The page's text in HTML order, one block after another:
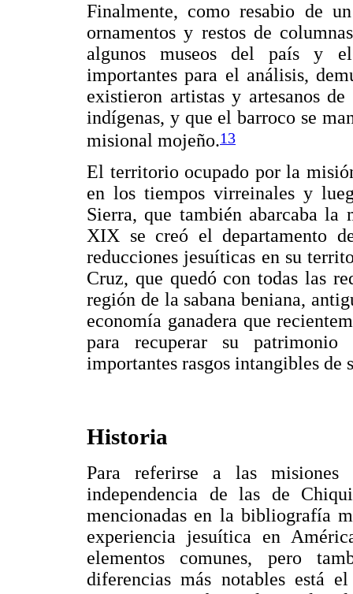
Finalmente, como resabio de
ornamentos y restos de
algunos museos del país y el
importantes para el análisis,
existieron artistas y artesanos
indígenas, y que el barroco se
misional mojeño.13
El territorio ocupado por la
en los tiempos virreinales y
Sierra, que también abarcaba
XIX se creó el departamento
reducciones jesuíticas en su
Cruz, que quedó con todas las
región de la sabana beniana,
economía ganadera que
para recuperar su patrimonio
importantes rasgos intangibles
Historia
Para referirse a las misiones
independencia de las de
mencionadas en la bibliografía
experiencia jesuítica en
elementos comunes, pero
diferencias más notables está